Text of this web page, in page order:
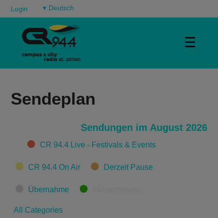
Login ▾
☰
Sendeplan
Sendungen im August 2026
CategoriesCR 94.4 Live - Festivals & Events
CR 94.4 On Air Derzeit Pause
Übernahme
All Categories